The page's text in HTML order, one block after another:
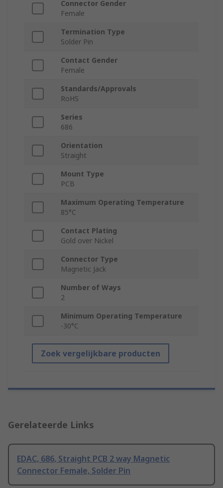
Connector Gender
Female
Termination Type
Solder Pin
Contact Gender
Female
Standards/Approvals
RoHS
Series
686
Orientation
Straight
Mount Type
PCB
Maximum Operating Temperature
85°C
Contact Plating
Gold over Nickel
Connector Type
Magnetic Jack
Number of Ways
2
Minimum Operating Temperature
-30°C
Zoek vergelijkbare producten
Gerelateerde Links
EDAC, 686, Straight PCB 2 way Magnetic
Connector Female, Solder Pin